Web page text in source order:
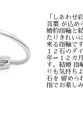
にて、詳細をおまとめして
とめをご案内いたします。
ラチナリングより約2倍の
ナ」を始め、 ３種類のプラ
お磨きすることが出来ま
「しあわせ
言葉 が込め
婚約指輪と
たりきれい
来る指輪で
１２石のダ
年＝１２カ
す。結婚 指
りも気持ち
石を 留めら
指でお楽し